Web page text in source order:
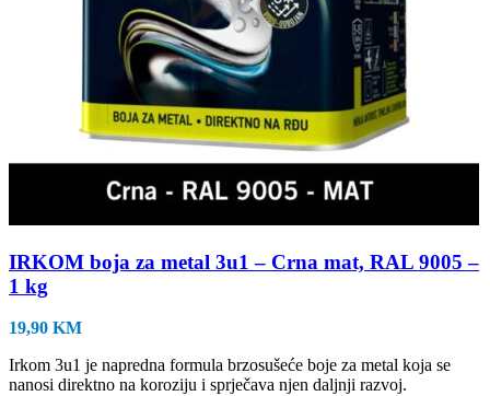
IRKOM boja za metal 3u1 – Crna mat, RAL 9005 –
1 kg
19,90 KM
Irkom 3u1 je napredna formula brzosušeće boje za metal koja se
nanosi direktno na koroziju i sprječava njen daljnji razvoj.